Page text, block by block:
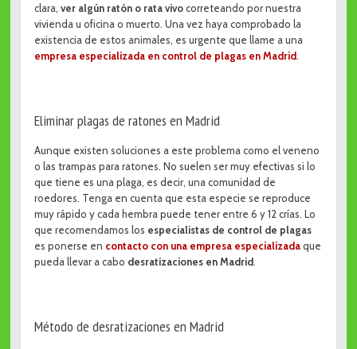
clara,ver algún ratón o rata vivocorreteando por nuestra
vivienda u oficina o muerto. Una vez haya comprobado la
existencia de estos animales, es urgente que llame a una
empresa especializada en control de plagas en Madrid.
Eliminar plagas de ratones en Madrid
Aunque existen soluciones a este problema como el veneno
o las trampas para ratones. No suelen ser muy efectivas si lo
que tiene es una plaga, es decir, una comunidad de
roedores. Tenga en cuenta que esta especie se reproduce
muy rápido y cada hembra puede tener entre 6 y 12 crías. Lo
que recomendamos los especialistas de control de plagas
es ponerse en contacto con una empresa especializadaque
pueda llevar a cabo desratizaciones en Madrid.
Método de desratizaciones en Madrid